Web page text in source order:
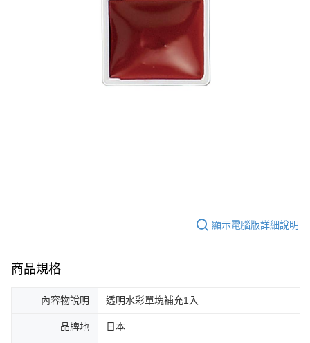
顯示電腦版詳細說明
商品規格
內容物說明 透明水彩單塊補充1入
品牌地 日本